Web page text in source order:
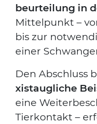
be­ur­tei­lung in
Mit­tel­punkt –
bis zur
einer
Den Abschluss
xis­taug­li­che
eine
Tier­kon­takt –